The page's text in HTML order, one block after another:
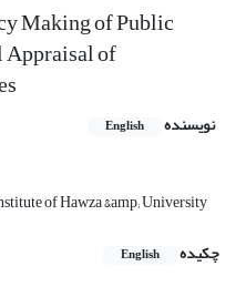
Making of Public
of
نویسنده English
of Hawza &amp; University
چکیده
English